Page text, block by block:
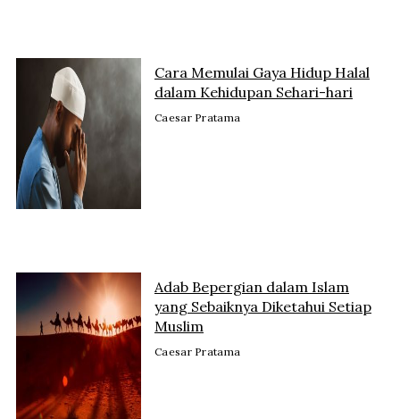
Cara Memulai Gaya Hidup Halal
dalam Kehidupan Sehari-hari
Caesar Pratama
Adab Bepergian dalam Islam
yang Sebaiknya Diketahui Setiap
Muslim
Caesar Pratama